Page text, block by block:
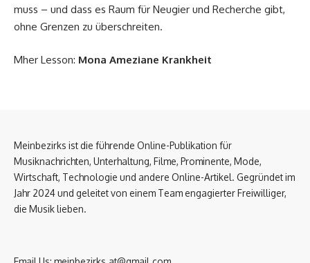
muss – und dass es Raum für Neugier und Recherche gibt,
ohne Grenzen zu überschreiten.
Mher Lesson: Mona Ameziane Krankheit
Meinbezirks ist die führende Online-Publikation für
Musiknachrichten, Unterhaltung, Filme, Prominente, Mode,
Wirtschaft, Technologie und andere Online-Artikel. Gegründet im
Jahr 2024 und geleitet von einem Team engagierter Freiwilliger,
die Musik lieben.